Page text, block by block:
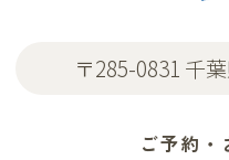
〒285-0831 千
ご予約